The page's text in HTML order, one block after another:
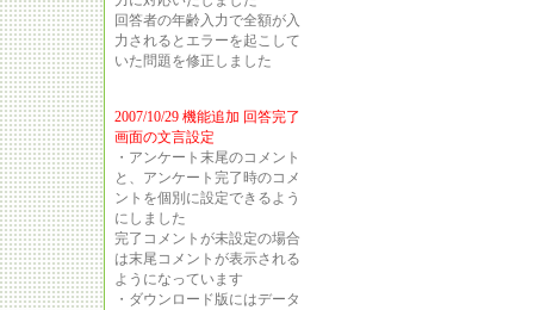
回答者の年齢入力で全額が入
力されるとエラーを起こして
いた問題を修正しました
2007/10/29 機能追加 回答完了
画面の文言設定
・アンケート末尾のコメント
と、アンケート完了時のコメ
ントを個別に設定できるよう
にしました
完了コメントが未設定の場合
は末尾コメントが表示される
ようになっています
・ダウンロード版にはデータ